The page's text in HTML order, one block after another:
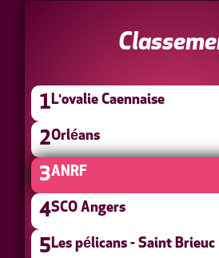
1L'ovalie Caennaise
2Orléans
3ANRF
4SCO Angers
5Les pélicans - Saint Brieuc